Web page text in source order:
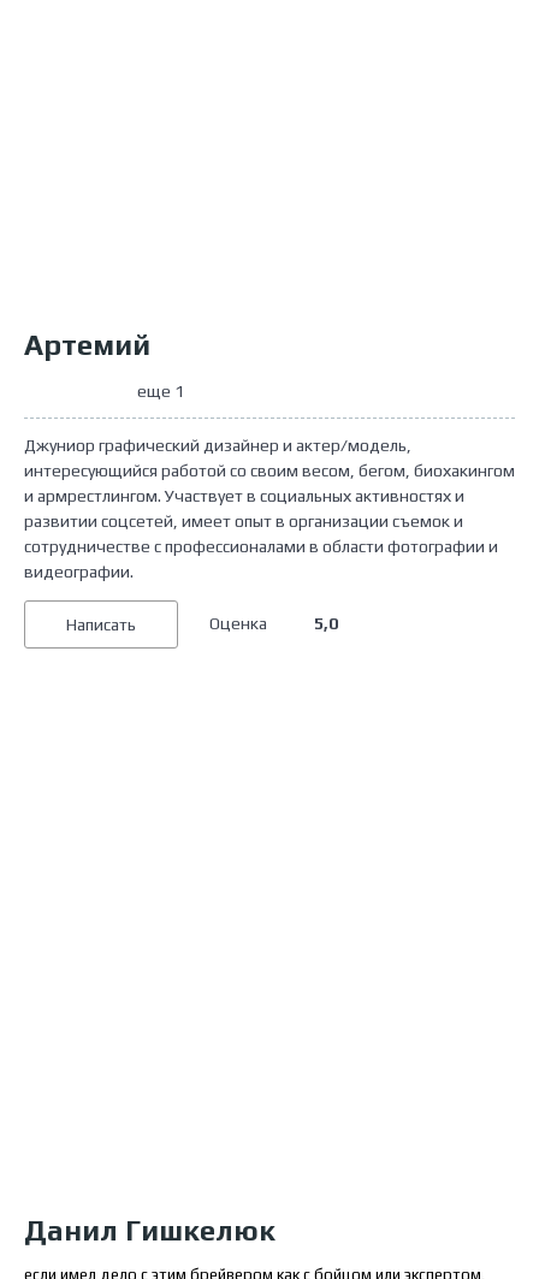
Артемий
еще 1
Джуниор графический дизайнер и актер/модель,
интересующийся работой со своим весом, бегом, биохакингом
и армрестлингом. Участвует в социальных активностях и
развитии соцсетей, имеет опыт в организации съемок и
сотрудничестве с профессионалами в области фотографии и
видеографии.
Написать Оценка 5,0
Данил Гишкелюк
если имел дело с этим брейвером как с бойцом или экспертом,